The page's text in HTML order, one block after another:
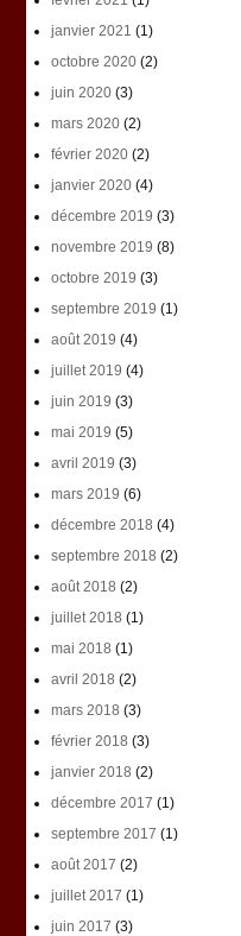
janvier 2021 (1)
octobre 2020(2)
juin 2020(3)
mars 2020(2)
février 2020(2)
janvier 2020(4)
décembre 2019 (3)
novembre 2019 (8)
octobre 2019 (3)
septembre 2019 (1)
août 2019 (4)
juillet 2019 (4)
juin 2019 (3)
mai 2019 (5)
avril 2019 (3)
mars 2019 (6)
décembre 2018 (4)
septembre 2018 (2)
août 2018 (2)
juillet 2018 (1)
mai 2018 (1)
avril 2018 (2)
mars 2018 (3)
février 2018 (3)
janvier 2018 (2)
décembre 2017 (1)
septembre 2017 (1)
août 2017 (2)
juillet 2017 (1)
juin 2017 (3)